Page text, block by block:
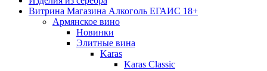
Витрина Магазина Алкоголь ЕГАИС 18+
Армянское вино
Новинки
Элитные вина
Karas
Karas Classic